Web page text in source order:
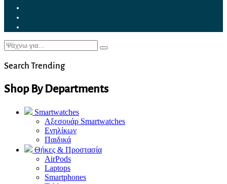
Search Trending
Shop By Departments
Smartwatches
Αξεσουάρ Smartwatches
Ενηλίκων
Παιδικά
Θήκες & Προστασία
AirPods
Laptops
Smartphones